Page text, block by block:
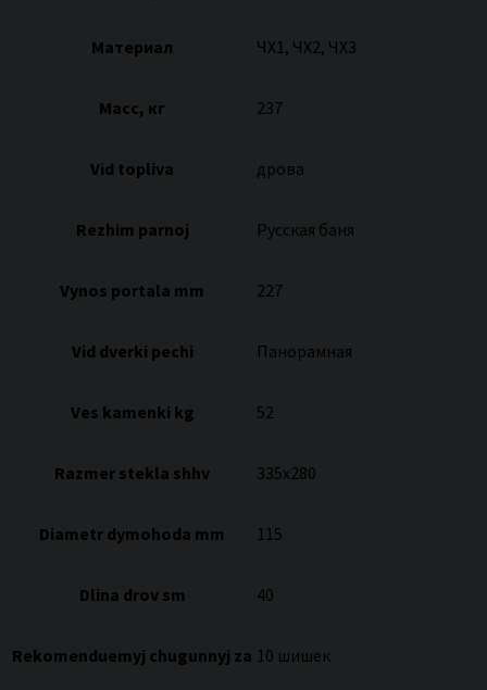
Материал ЧХ1, ЧХ2, ЧХ3
Масс, кг 237
Vid topliva дрова
Rezhim parnoj Русская баня
Vynos portala mm 227
Vid dverki pechi Панорамная
Ves kamenki kg 52
Razmer stekla shhv 335х280
Diametr dymohoda mm 115
Dlina drov sm 40
Rekomenduemyj chugunnyj za 10 шишек